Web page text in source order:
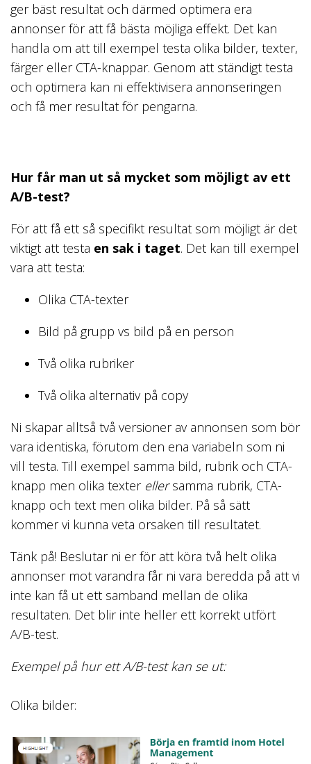
ger bäst resultat och därmed optimera era
annonser för att få bästa möjliga effekt. Det kan
handla om att till exempel testa olika bilder, texter,
färger eller CTA-knappar. Genom att ständigt testa
och optimera kan ni effektivisera annonseringen
och få mer resultat för pengarna.
Hur får man ut så mycket som möjligt av ett
A/B-test?
För att få ett så specifikt resultat som möjligt är det
viktigt att testa en sak i taget. Det kan till exempel
vara att testa:
Olika CTA-texter
Bild på grupp vs bild på en person
Två olika rubriker
Två olika alternativ på copy
Ni skapar alltså två versioner av annonsen som bör
vara identiska, förutom den ena variabeln som ni
vill testa. Till exempel samma bild, rubrik och CTA-
knapp men olika texter ellersamma rubrik, CTA-
knapp och text men olika bilder. På så sätt
kommer vi kunna veta orsaken till resultatet.
Tänk på! Beslutar ni er för att köra två helt olika
annonser mot varandra får ni vara beredda på att vi
inte kan få ut ett samband mellan de olika
resultaten. Det blir inte heller ett korrekt utfört
A/B-test.
Exempel på hur ett A/B-test kan se ut:
Olika bilder: